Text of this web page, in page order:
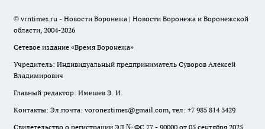
© vrntimes.ru - Новости Воронежа | Новости Воронежа и Воронежской
области, 2004-2026
Сетевое издание «Время Воронежа»
Учредитель: Индивидуальный предприниматель Суворов Алексей
Владимирович
Главный редактор: Имешев Э. И.
Контакты: Эл.почта: voroneztimes@gmail.com, тел: +7 985 814 3429
Свидетельство о регистрации ЭЛ № ФС 77 - 90000 от 05 сентября 2025